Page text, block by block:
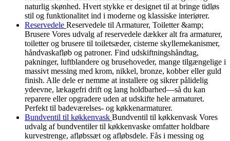
naturlig skønhed. Hvert stykke er designet til at bringe tidløs
stil og funktionalitet ind i moderne og klassiske interiører.
Reservedele Reservedele til Armaturer, Toiletter &amp;
Brusere Vores udvalg af reservedele dækker alt fra armaturer,
toiletter og brusere til toiletsæder, cisterne skyllemekanismer,
håndvaskafløb og patroner. Find udskiftningshåndtag,
pakninger, luftblandere og brusehoveder, mange tilgængelige i
massivt messing med krom, nikkel, bronze, kobber eller guld
finish. Alle dele er nemme at installere og sikrer pålidelig
ydeevne, lækagefri drift og lang holdbarhed—så du kan
reparere eller opgradere uden at udskifte hele armaturet.
Perfekt til badeværelses- og køkkenarmaturer.
Bundventil til køkkenvask Bundventil til køkkenvask Vores
udvalg af bundventiler til køkkenvaske omfatter holdbare
kurvestrenge, afløbssæt og afløbsdele. Fås i messing og